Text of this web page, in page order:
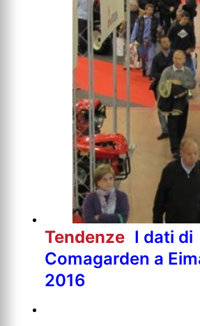
Tendenze I dati di
Comagarden a
2016